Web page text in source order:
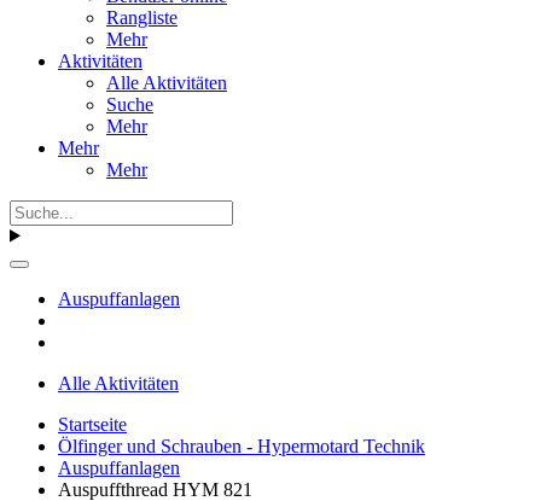
Rangliste
Mehr
Aktivitäten
Alle Aktivitäten
Suche
Mehr
Mehr
Mehr
Auspuffanlagen
Alle Aktivitäten
Startseite
Ölfinger und Schrauben - Hypermotard Technik
Auspuffanlagen
Auspuffthread HYM 821